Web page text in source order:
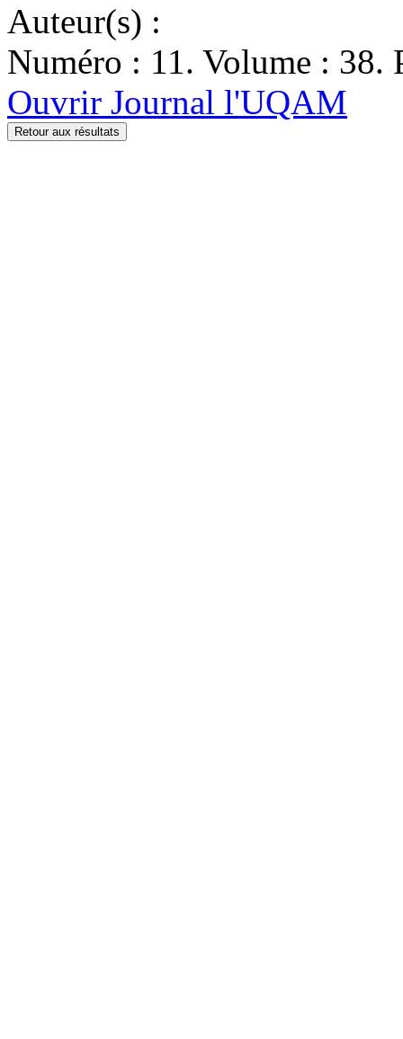
Auteur(s) :
Numéro : 11. Volume : 38.
Ouvrir Journal l'UQAM
Retour aux résultats